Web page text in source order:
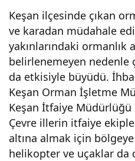
Keşan ilçesinde çıkan
ve karadan müdahale
yakınlarındaki ormanlık
belirlenemeyen nedenle
da etkisiyle büyüdü.
Keşan Orman İşletme
Keşan İtfaiye
Çevre illerin itfaiye
altına almak için
helikopter ve uçaklar da
Habe
rleri